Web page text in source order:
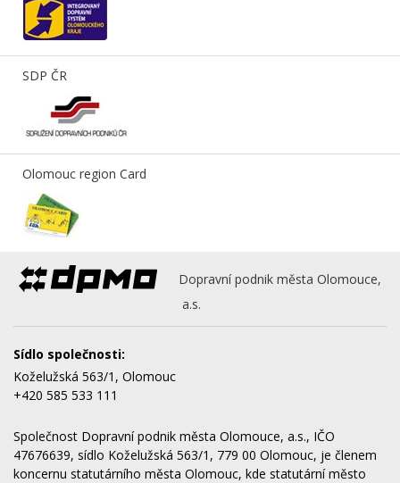
SDP ČR
Olomouc region Card
Dopravní podnik města Olomouce,
a.s.
Sídlo společnosti:
Koželužská 563/1, Olomouc
+420 585 533 111
Společnost Dopravní podnik města Olomouce, a.s., IČO
47676639, sídlo Koželužská 563/1, 779 00 Olomouc, je členem
koncernu statutárního města Olomouc, kde statutární město